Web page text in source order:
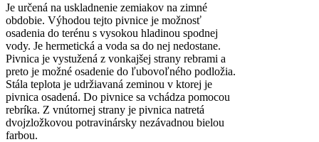
Je určená na uskladnenie zemiakov na zimné
obdobie. Výhodou tejto pivnice je možnosť
osadenia do terénu s vysokou hladinou spodnej
vody. Je hermetická a voda sa do nej nedostane.
Pivnica je vystužená z vonkajšej strany rebrami a
preto je možné osadenie do ľubovoľného podložia.
Stála teplota je udržiavaná zeminou v ktorej je
pivnica osadená. Do pivnice sa vchádza pomocou
rebríka. Z vnútornej strany je pivnica natretá
dvojzložkovou potravinársky nezávadnou bielou
farbou.